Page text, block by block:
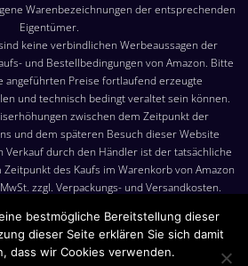
Warenbezeichnungen der entsprechenden
Eigentümer.
keine verbindlichen Werbeaussagen der
und Bestellbedingungen von Amazon. Bitte
angeführten Preise fortlaufend erzeugte
und technisch bedingt veraltet sein können.
zwischen dem Zeitpunkt der
und dem späteren Besuch dieser Website
Verkauf durch den Händler ist der tatsächliche
des Kaufs im Warenkorb von Amazon
zzgl. Verpackungs- und Versandkosten.
Versand nach Deutschland. Es gelten jedoch
angezeigten Liefer- und Versandkosten.
Bilder werden von den jeweiligen Händler
bestmögliche Bereitstellung dieser
dieser Seite erklären Sie sich damit
dass wir Cookies verwenden.